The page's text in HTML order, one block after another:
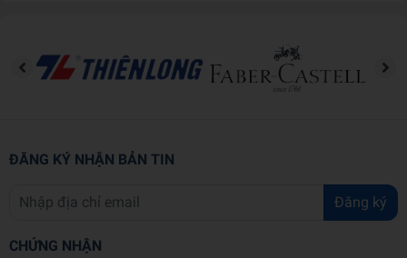
của từng tác phẩm để cảm nhận được nét đặc sắc riêng của
mỗi bài, vừa có sự đối chiếu với tác phẩm khác để rút ra
Khái quát chung về văn bản đọc
Kết nối với cuộc sống
ĐĂNG KÝ NHẬN BẢN TIN
Đăng ký
CHỨNG NHẬN